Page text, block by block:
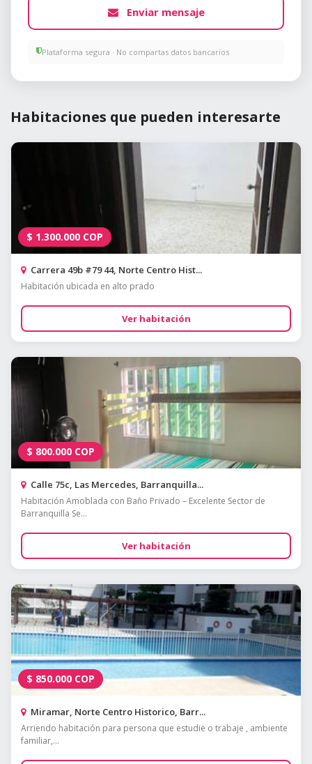
Enviar mensaje
Plataforma segura · No compartas datos bancarios
Habitaciones que pueden interesarte
$ 1.300.000 COP
Carrera 49b #79 44, Norte Centro Hist...
Habitación ubicada en alto prado
Ver habitación
$ 800.000 COP
Calle 75c, Las Mercedes, Barranquilla...
Habitación Amoblada con Baño Privado – Excelente Sector de
Barranquilla Se...
Ver habitación
$ 850.000 COP
Miramar, Norte Centro Historico, Barr...
Arriendo habitación para persona que estudie o trabaje , ambiente
familiar,...